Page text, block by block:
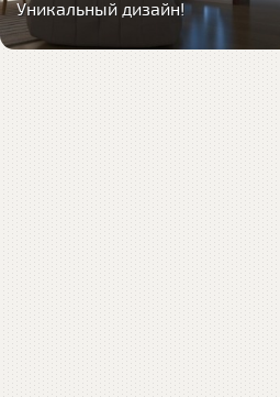
Уникальный дизайн!